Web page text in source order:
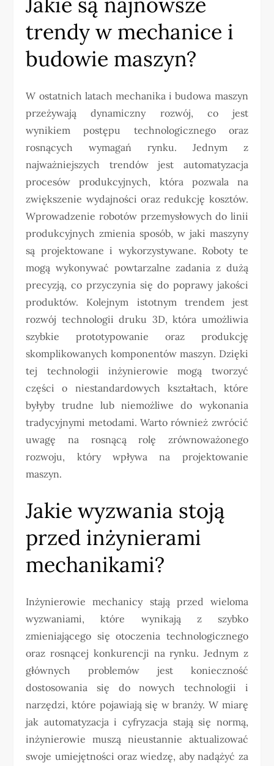
trendy w mechanice i
budowie maszyn?
W ostatnich latach mechanika i budowa maszyn
przeżywają dynamiczny rozwój, co jest
wynikiem postępu technologicznego oraz
rosnących wymagań rynku. Jednym z
najważniejszych trendów jest automatyzacja
procesów produkcyjnych, która pozwala na
zwiększenie wydajności oraz redukcję kosztów.
Wprowadzenie robotów przemysłowych do linii
produkcyjnych zmienia sposób, w jaki maszyny
są projektowane i wykorzystywane. Roboty te
mogą wykonywać powtarzalne zadania z dużą
precyzją, co przyczynia się do poprawy jakości
produktów. Kolejnym istotnym trendem jest
rozwój technologii druku 3D, która umożliwia
szybkie prototypowanie oraz produkcję
skomplikowanych komponentów maszyn. Dzięki
tej technologii inżynierowie mogą tworzyć
części o niestandardowych kształtach, które
byłyby trudne lub niemożliwe do wykonania
tradycyjnymi metodami. Warto również zwrócić
uwagę na rosnącą rolę zrównoważonego
rozwoju, który wpływa na projektowanie
maszyn.
Jakie wyzwania stoją
przed inżynierami
mechanikami?
Inżynierowie mechanicy stają przed wieloma
wyzwaniami, które wynikają z szybko
zmieniającego się otoczenia technologicznego
oraz rosnącej konkurencji na rynku. Jednym z
głównych problemów jest konieczność
dostosowania się do nowych technologii i
narzędzi, które pojawiają się w branży. W miarę
jak automatyzacja i cyfryzacja stają się normą,
inżynierowie muszą nieustannie aktualizować
swoje umiejętności oraz wiedzę, aby nadążyć za